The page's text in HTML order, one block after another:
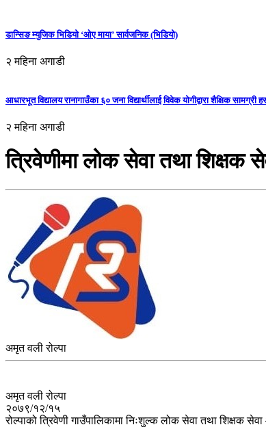
डान्सिङ म्युजिक भिडियो ‘ओए माया’ सार्वजनिक (भिडियो)
२ महिना अगाडी
आधारभूत विद्यालय रानागाउँका ६० जना विद्यार्थीलाई विवेक योगीद्वारा शैक्षिक सामग्री
२ महिना अगाडी
त्रिवेणीमा लोक सेवा तथा शिक्षक
अमृत वली रोल्पा
अमृत वली रोल्पा
२०७९/१२/१५
रोल्पाको त्रिवेणी गाउँपालिकामा निःशुल्क लोक सेवा तथा शिक्षक